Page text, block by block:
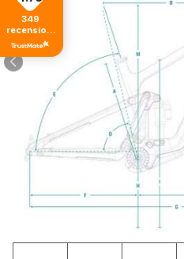
349
recensioni
di tutti i
tempi